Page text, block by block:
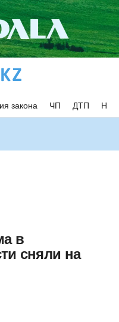
закона ЧП ДТП
в
сняли на